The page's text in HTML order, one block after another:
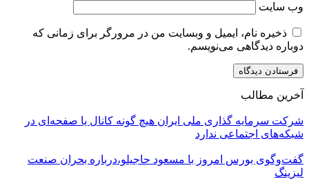
وب‌ سایت
ذخیره نام، ایمیل و وبسایت من در مرورگر برای زمانی که
دوباره دیدگاهی می‌نویسم.
آخرین مطالب
شرکت سرمایه گذاری ملی ایران هیچ گونه کانال یا صفحه‌ای در
شبکه‌های اجتماعی ندارد
گفت‌وگوی بورس امروز با مسعود حاجیلو،درباره بحران صنعت
لیزینگ